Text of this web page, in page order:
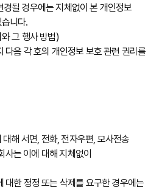
될 경우에는 지체없이 본 개인정보
니다.
그 행사 방법)
음 각 호의 개인정보 보호 관련 권리를
해 서면, 전화, 전자우편, 모사전송
는 이에 대해 지체없이
한 정정 또는 삭제를 요구한 경우에는